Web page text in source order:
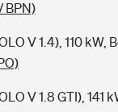
BPN)
V 1.4), 110 kW,
V 1.8 GTI), 141